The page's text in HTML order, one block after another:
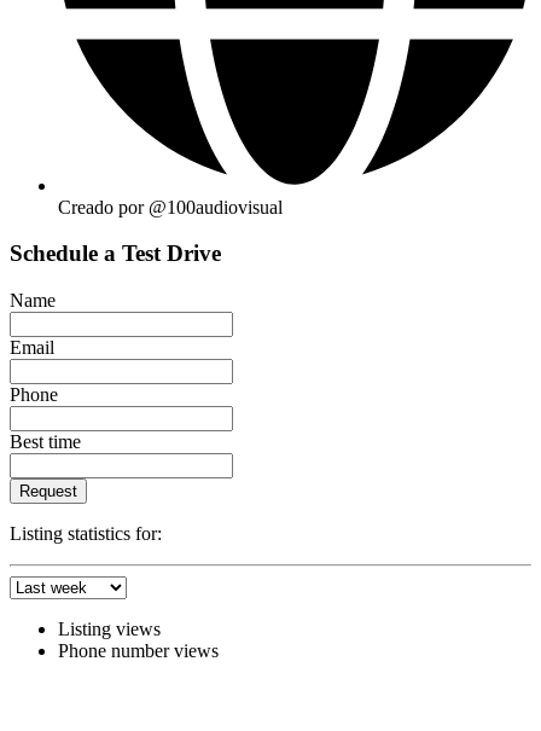
Creado por @100audiovisual
Schedule a Test Drive
Name
Email
Phone
Best time
Request
Listing statistics for:
Listing views
Phone number views